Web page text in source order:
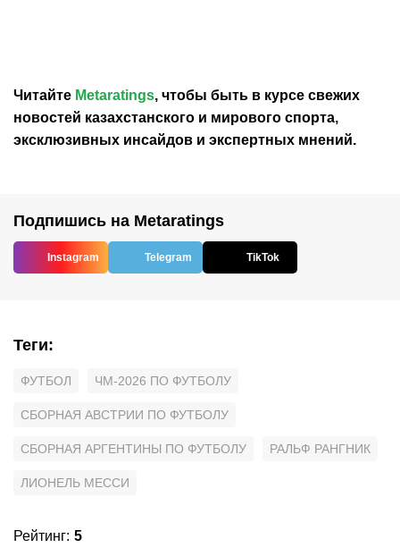
Читайте Metaratings, чтобы быть в курсе свежих
новостей казахстанского и мирового спорта,
эксклюзивных инсайдов и экспертных мнений.
Подпишись на Metaratings
Instagram Telegram TikTok
Теги:
ФУТБОЛ ЧМ-2026 ПО ФУТБОЛУ
СБОРНАЯ АВСТРИИ ПО ФУТБОЛУ
СБОРНАЯ АРГЕНТИНЫ ПО ФУТБОЛУ РАЛЬФ РАНГНИК
ЛИОНЕЛЬ МЕССИ
Рейтинг: 5